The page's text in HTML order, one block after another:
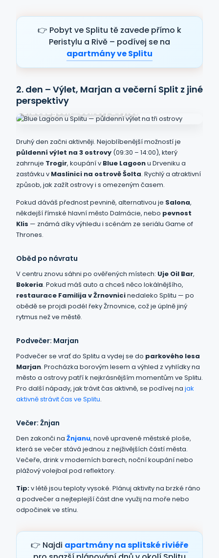
👉 Pobyt ve Splitu tě zavede přímo k
Peristylu a Rivě – podívej se na
apartmány ve Splitu
2. den – Výlet, Marjan a večerní Split z jiné
perspektivy
Blue Lagoon • Ostrovy a výlet
Druhý den začni aktivněji. Nejoblíbenější možností je
půldenní výlet na 3 ostrovy (09:30 – 14:00), který
zahrnuje Trogir, koupání v Blue Lagoonu Drveniku a
zastávku v Maslinici na ostrově Šolta. Rychlý a atraktivní
způsob, jak zažít ostrovy i s omezeným časem.
Pokud dáváš přednost pevnině, alternativou je Salona,
někdejší římské hlavní město Dalmácie, nebo pevnost
Klis — známá díky výhledu i scénám ze seriálu Game of
Thrones.
Oběd po návratu
V centru znovu sáhni po ověřených místech: Uje Oil Bar,
Bokeria. Pokud máš auto a chceš něco lokálnějšího,
restaurace Familija v Žrnovnicinedaleko Splitu — po
obědě se projdi podél řeky Žrnovnice, což je úplně jiný
rytmus než ve městě.
Podvečer: Marjan
Podvečer se vrať do Splitu a vydej se do parkového lesa
Marjan. Procházka borovým lesem a výhled z vyhlídky na
město a ostrovy patří k nejkrásnějším momentům ve Splitu.
Pro další nápady, jak trávit čas aktivně, se podívej na jak
aktivně strávit čas ve Splitu.
Večer: Žnjan
Den zakonči na Žnjanu, nově upravené městské ploše,
která se večer stává jednou z nejživějších částí města.
Večeře, drink v moderních barech, noční koupání nebo
plážový volejbal pod reflektory.
Tip:v létě jsou teploty vysoké. Plánuj aktivity na brzké ráno
a podvečer a nejteplejší část dne využij na moře nebo
odpočinek ve stínu.
👉 Najdi apartmány na splitské riviéře